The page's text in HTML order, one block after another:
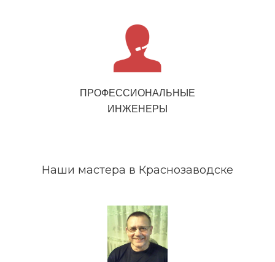
ПРОФЕССИОНАЛЬНЫЕ
ИНЖЕНЕРЫ
Наши мастера в Краснозаводске